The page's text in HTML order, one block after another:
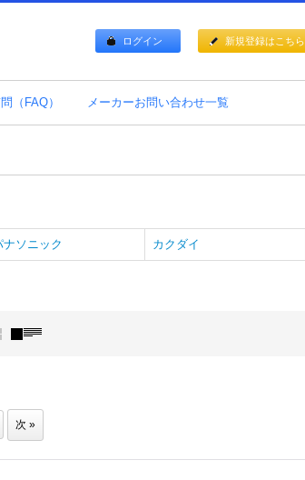
ログイン 新規登録はこちら
（FAQ） メーカーお問い合わせ一覧
ナソニック カクダイ
次 »